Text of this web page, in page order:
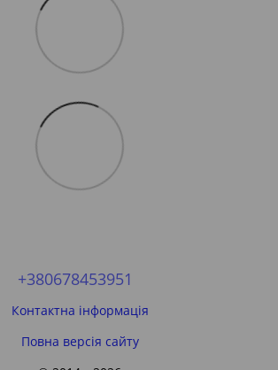
+380678453951
Контактна інформація
Повна версія сайту